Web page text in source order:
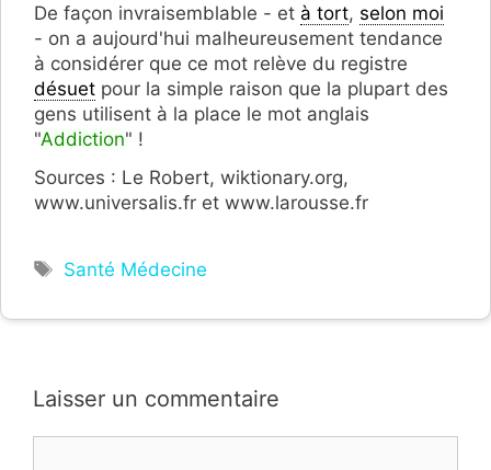
De façon invraisemblable - et à tort, selon moi
- on a aujourd'hui malheureusement tendance
à considérer que ce mot relève du registre
désuet pour la simple raison que la plupart des
gens utilisent à la place le mot anglais
"Addiction" !
Sources : Le Robert, wiktionary.org,
www.universalis.fr et www.larousse.fr
Étiquettes
Santé Médecine
Laisser un commentaire